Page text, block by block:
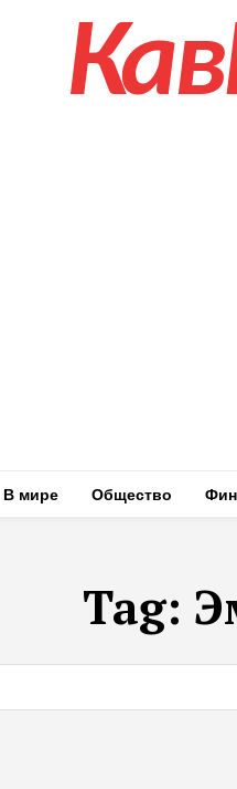
В мире Общество
Tag: